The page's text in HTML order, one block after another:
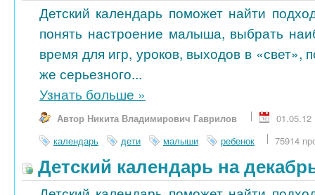
Детский календарь поможет найти
понять настроение малыша, выбрать
время для игр, уроков, выходов в «свет»,
же серьезного...
Узнать больше »
Автор Никита Владимирович Гаврилов
01.05.12
календарь
дети малыши ребенок 75914
Детский календарь на